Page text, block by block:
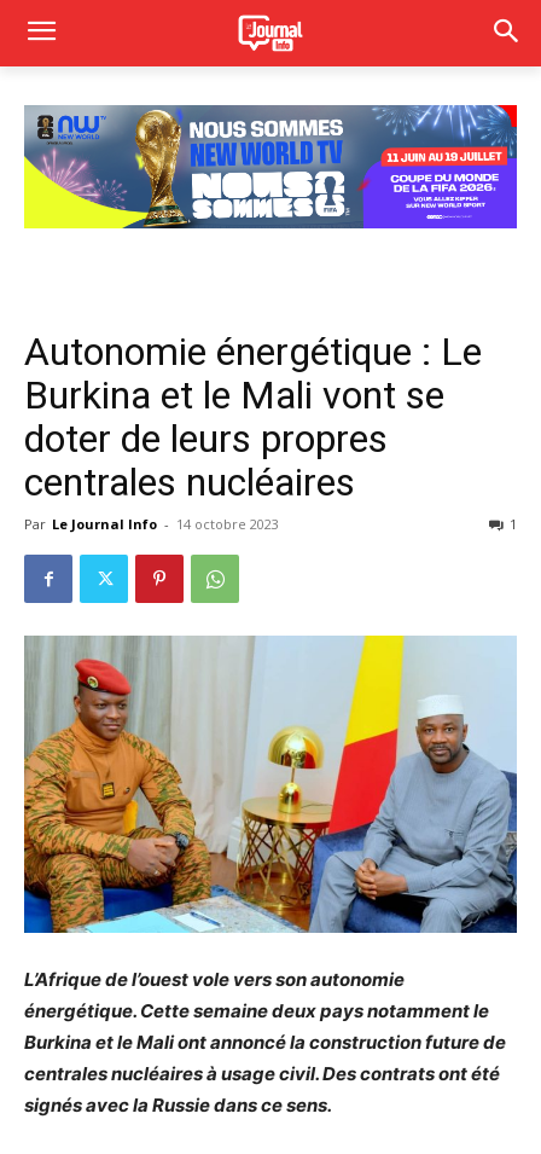
Autonomie énergétique : Le
Burkina et le Mali vont se
doter de leurs propres
centrales nucléaires
Par Le Journal Info - 14 octobre 2023 1
L’Afrique de l’ouest vole vers son autonomie
énergétique. Cette semaine deux pays notamment le
Burkina et le Mali ont annoncé la construction future de
centrales nucléaires à usage civil. Des contrats ont été
signés avec la Russie dans ce sens.